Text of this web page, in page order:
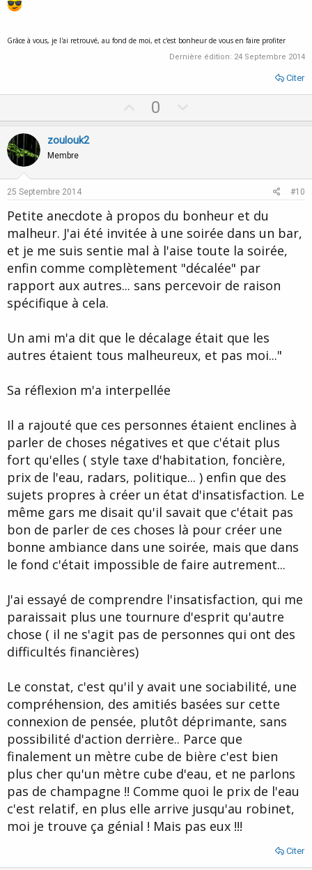
Grâce à vous, je l'ai retrouvé, au fond de moi, et c'est bonheur de vous en faire profiter
Dernière édition: 24 Septembre 2014
Citer
p
t
0
o
v
e
zoulouk2
Membre
25 Septembre 2014 #10
Petite anecdote à propos du bonheur et du
malheur. J'ai été invitée à une soirée dans un bar,
et je me suis sentie mal à l'aise toute la soirée,
enfin comme complètement "décalée" par
rapport aux autres... sans percevoir de raison
spécifique à cela.
Un ami m'a dit que le décalage était que les
autres étaient tous malheureux, et pas moi..."
Sa réflexion m'a interpellée
Il a rajouté que ces personnes étaient enclines à
parler de choses négatives et que c'était plus
fort qu'elles ( style taxe d'habitation, foncière,
prix de l'eau, radars, politique... ) enfin que des
sujets propres à créer un état d'insatisfaction. Le
même gars me disait qu'il savait que c'était pas
bon de parler de ces choses là pour créer une
bonne ambiance dans une soirée, mais que dans
le fond c'était impossible de faire autrement...
J'ai essayé de comprendre l'insatisfaction, qui me
paraissait plus une tournure d'esprit qu'autre
chose ( il ne s'agit pas de personnes qui ont des
difficultés financières)
Le constat, c'est qu'il y avait une sociabilité, une
compréhension, des amitiés basées sur cette
connexion de pensée, plutôt déprimante, sans
possibilité d'action derrière.. Parce que
finalement un mètre cube de bière c'est bien
plus cher qu'un mètre cube d'eau, et ne parlons
pas de champagne !! Comme quoi le prix de l'eau
c'est relatif, en plus elle arrive jusqu'au robinet,
moi je trouve ça génial ! Mais pas eux !!!
Citer